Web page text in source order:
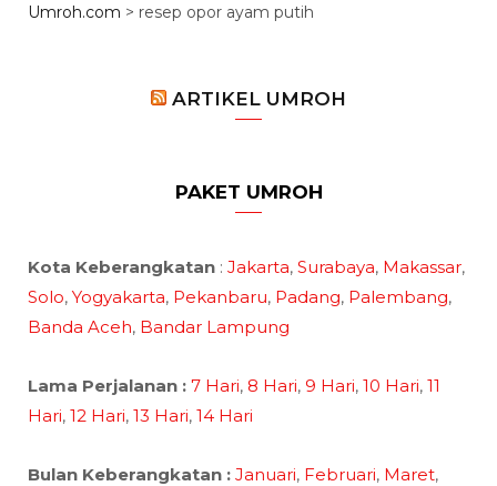
Umroh.com > resep opor ayam putih
ARTIKEL UMROH
PAKET UMROH
Kota Keberangkatan : Jakarta, Surabaya, Makassar,
Solo, Yogyakarta, Pekanbaru, Padang, Palembang,
Banda Aceh, Bandar Lampung
Lama Perjalanan : 7 Hari, 8 Hari, 9 Hari, 10 Hari, 11
Hari, 12 Hari, 13 Hari, 14 Hari
Bulan Keberangkatan : Januari, Februari, Maret,